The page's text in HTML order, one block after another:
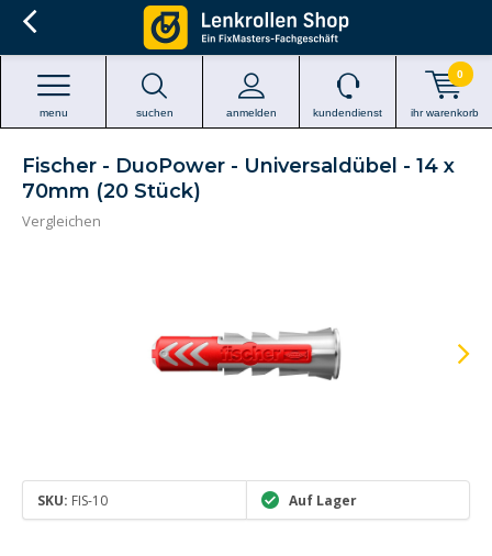
suchen anmelden
menu kundendienst ihr warenkorb
0
Fischer - DuoPower - Universaldübel - 14 x
70mm (20 Stück)
Vergleichen
SKU: FIS-10 Auf Lager